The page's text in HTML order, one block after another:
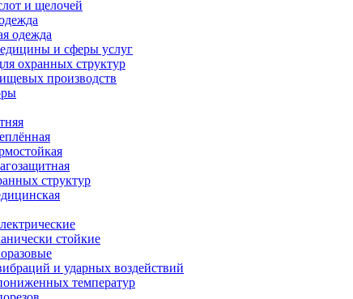
и щелочей
одежда
и сферы услуг
охранных структур
производств
структур
стойкие
и ударных воздействий
температур